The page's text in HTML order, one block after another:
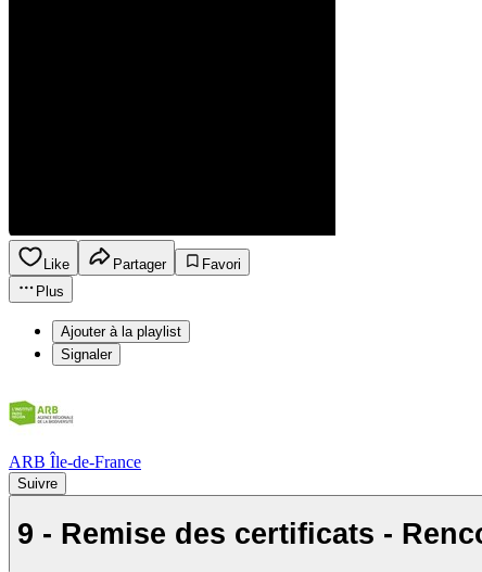
Like Partager
Favori
Plus
Ajouter à la playlist
Signaler
ARB Île-de-France
Suivre
9 - Remise des certificats -